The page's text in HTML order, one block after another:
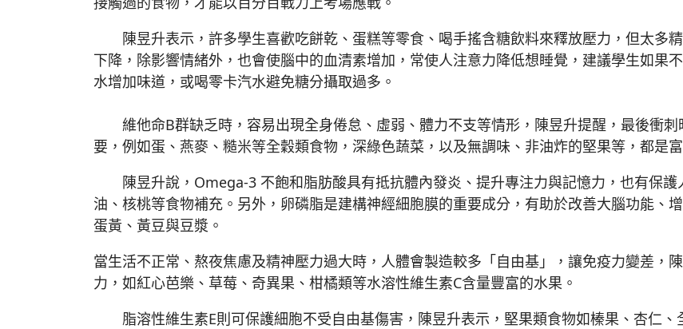
陳昱升表示，許多學生喜歡吃餅乾、蛋糕等零食、喝手搖含糖飲料來釋放壓力，但太多
下降，除影響情緒外，也會使腦中的血清素增加，常使人注意力降低想睡覺，建議學生如果
水增加味道，或喝零卡汽水避免糖分攝取過多。
維他命B群缺乏時，容易出現全身倦怠、虛弱、體力不支等情形，陳昱升提醒，最後衝刺
要，例如蛋、燕麥、糙米等全穀類食物，深綠色蔬菜，以及無調味、非油炸的堅果等，都是
陳昱升說，Omega-3 不飽和脂肪酸具有抵抗體內發炎、提升專注力與記憶力，也有保護
油、核桃等食物補充。另外，卵磷脂是建構神經細胞膜的重要成分，有助於改善大腦功能、
蛋黃、黃豆與豆漿。
當生活不正常、熬夜焦慮及精神壓力過大時，人體會製造較多「自由基」，讓免疫力變差，
力，如紅心芭樂、草莓、奇異果、柑橘類等水溶性維生素C含量豐富的水果。
脂溶性維生素E則可保護細胞不受自由基傷害，陳昱升表示，堅果類食物如榛果、杏仁、